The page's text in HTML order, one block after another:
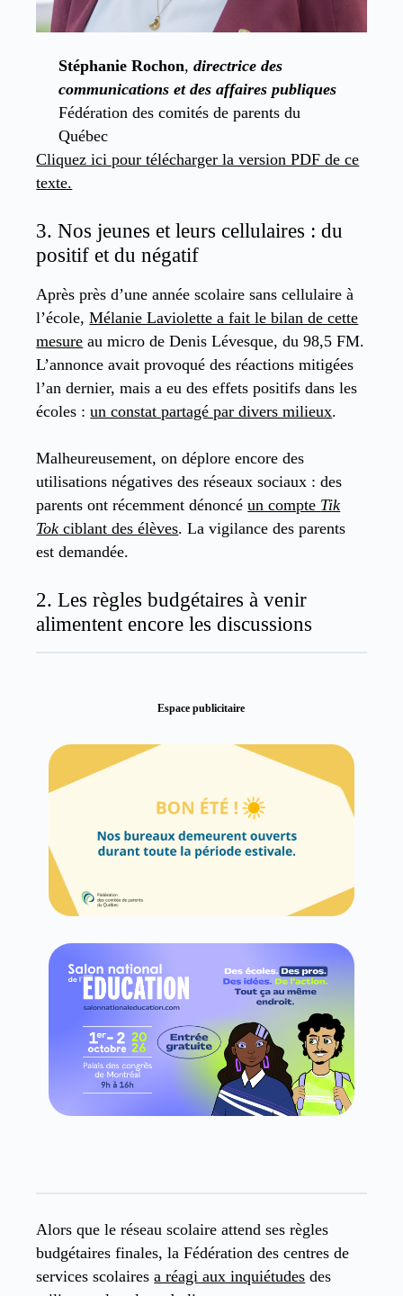
Stéphanie Rochon, directrice des
communications et des affaires publiques
Fédération des comités de parents du
Québec
Cliquez ici pour télécharger la version PDF de ce
texte.
3. Nos jeunes et leurs cellulaires : du
positif et du négatif
Après près d’une année scolaire sans cellulaire à
l’école,Mélanie Laviolette a fait le bilan de cette
mesure au micro de Denis Lévesque, du 98,5 FM.
L’annonce avait provoqué des réactions mitigées
l’an dernier, mais a eu des effets positifs dans les
écoles :un constat partagé par divers milieux.
Malheureusement, on déplore encore des
utilisations négatives des réseaux sociaux : des
parents ont récemment dénoncéun compte Tik
Tok ciblant des élèves. La vigilance des parents
est demandée.
2. Les règles budgétaires à venir
alimentent encore les discussions
Espace publicitaire
Alors que le réseau scolaire attend ses règles
budgétaires finales, la Fédération des centres de
services scolairesa réagi aux inquiétudes des